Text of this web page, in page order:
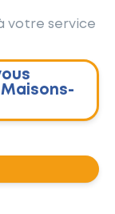
votre service